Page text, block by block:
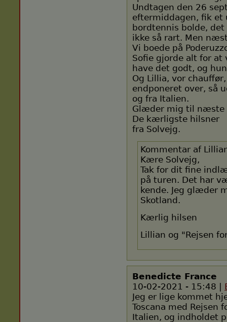
Undtagen den 26
eftermiddagen, fik et
bordtennis bolde,
ikke så rart. Men
Vi boede på
Sofie gjorde alt for at
have det godt, og
Og Lillia, vor
endponeret over, så
og fra Italien.
Glæder mig til næste
De kærligste hilsner
fra Solvejg.
Kommentar af
Kære Solvejg,
Tak for dit fine
på turen. Det har
kende. Jeg glæder
Skotland.
Kærlig hilsen
Lillian og "Rejsen
Benedicte France
10-02-2021 - 15:48 |
Jeg er lige kommet
Toscana med Rejsen
Italien, og indholdet